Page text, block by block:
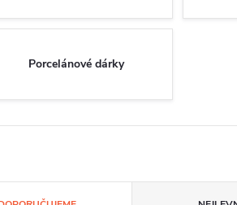
Porcelánové dárky